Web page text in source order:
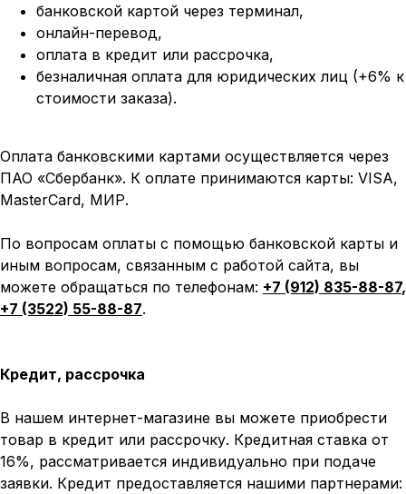
банковской картой через терминал,
онлайн-перевод,
оплата в кредит или рассрочка,
безналичная оплата для юридических лиц (+6% к
стоимости заказа).
Оплата банковскими картами осуществляется через
ПАО «Сбербанк». К оплате принимаются карты: VISA,
MasterCard, МИР.
По вопросам оплаты с помощью банковской карты и
иным вопросам, связанным с работой сайта, вы
можете обращаться по телефонам: +7 (912) 835-88-87,
+7 (3522) 55-88-87.
Кредит, рассрочка
В нашем интернет-магазине вы можете приобрести
товар в кредит или рассрочку. Кредитная ставка от
16%, рассматривается индивидуально при подаче
заявки. Кредит предоставляется нашими партнерами: